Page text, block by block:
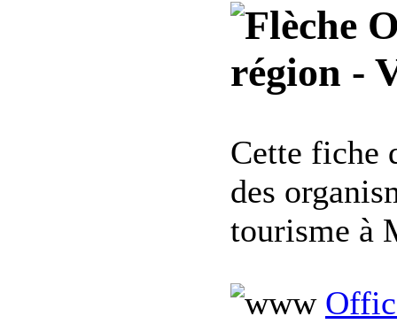
région -
Cette fiche
des
tourisme à